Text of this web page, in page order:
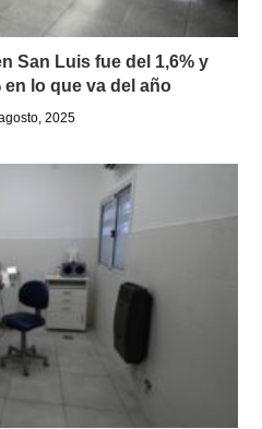
San Luis fue del 1,6% y
en lo que va del año
2025